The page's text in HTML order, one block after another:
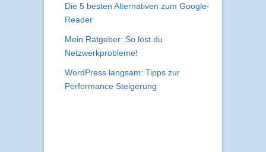
Die 5 besten Alternativen zum Google-
Reader
Mein Ratgeber: So löst du
Netzwerkprobleme!
WordPress langsam: Tipps zur
Performance Steigerung